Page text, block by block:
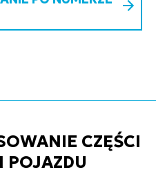
CZĘŚCI
POJAZDU